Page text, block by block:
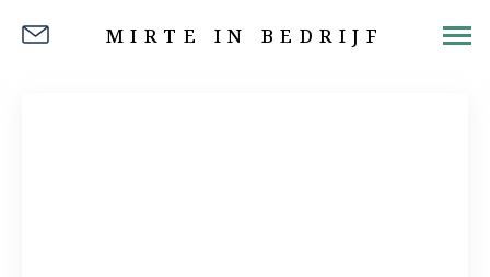
MIRTE IN BEDRIJF